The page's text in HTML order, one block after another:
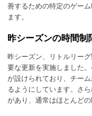
善するための特定のゲー
ます。
昨シーズンの時間制
昨シーズン、リトルリー
要な更新を実施しました
が設けられており、チー
るようにしています。さ
があり、通常はほとんど